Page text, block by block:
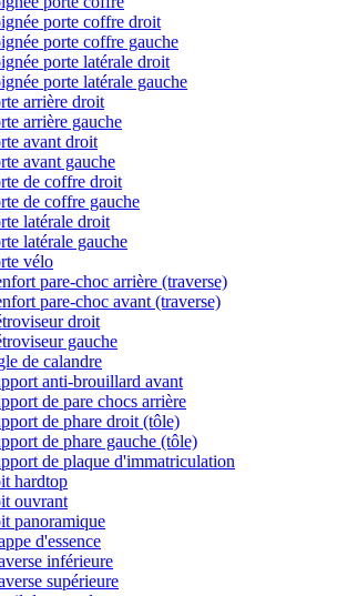
porte coffre droit
porte coffre gauche
porte latérale droit
porte latérale gauche
arrière droit
arrière gauche
avant droit
avant gauche
de coffre droit
de coffre gauche
latérale droit
latérale gauche
vélo
pare-choc arrière (traverse)
pare-choc avant (traverse)
droit
gauche
de calandre
anti-brouillard avant
de pare chocs arrière
de phare droit (tôle)
de phare gauche (tôle)
de plaque d'immatriculation
hardtop
ouvrant
panoramique
d'essence
inférieure
supérieure